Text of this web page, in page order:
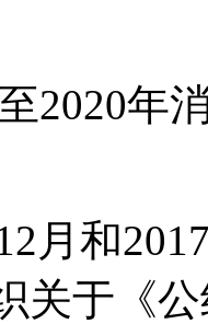
2020年
月和
关于《